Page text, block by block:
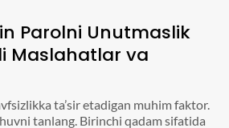
Parolni Unutmaslik
Maslahatlar va
ta’sir etadigan muhim faktor.
tanlang. Birinchi qadam sifatida